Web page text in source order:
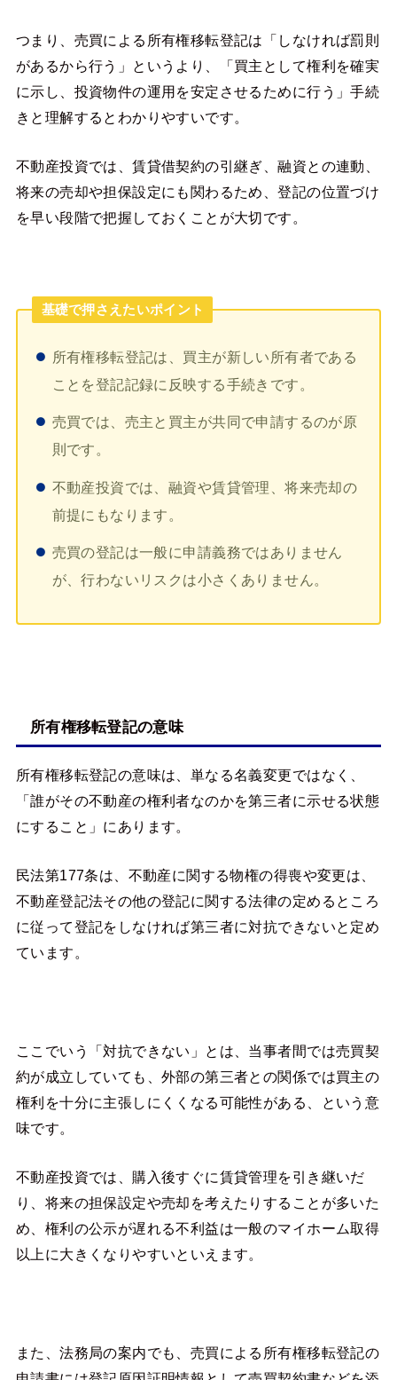
つまり、売買による所有権移転登記は「しなければ罰則
があるから行う」というより、「買主として権利を確実
に示し、投資物件の運用を安定させるために行う」手続
きと理解するとわかりやすいです。
不動産投資では、賃貸借契約の引継ぎ、融資との連動、
将来の売却や担保設定にも関わるため、登記の位置づけ
を早い段階で把握しておくことが大切です。
基礎で押さえたいポイント
所有権移転登記は、買主が新しい所有者である
ことを登記記録に反映する手続きです。
売買では、売主と買主が共同で申請するのが原
則です。
不動産投資では、融資や賃貸管理、将来売却の
前提にもなります。
売買の登記は一般に申請義務ではありません
が、行わないリスクは小さくありません。
所有権移転登記の意味
所有権移転登記の意味は、単なる名義変更ではなく、
「誰がその不動産の権利者なのかを第三者に示せる状態
にすること」にあります。
民法第177条は、不動産に関する物権の得喪や変更は、
不動産登記法その他の登記に関する法律の定めるところ
に従って登記をしなければ第三者に対抗できないと定め
ています。
ここでいう「対抗できない」とは、当事者間では売買契
約が成立していても、外部の第三者との関係では買主の
権利を十分に主張しにくくなる可能性がある、という意
味です。
不動産投資では、購入後すぐに賃貸管理を引き継いだ
り、将来の担保設定や売却を考えたりすることが多いた
め、権利の公示が遅れる不利益は一般のマイホーム取得
以上に大きくなりやすいといえます。
また、法務局の案内でも、売買による所有権移転登記の